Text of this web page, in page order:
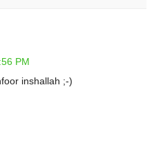
PM
inshallah ;-)